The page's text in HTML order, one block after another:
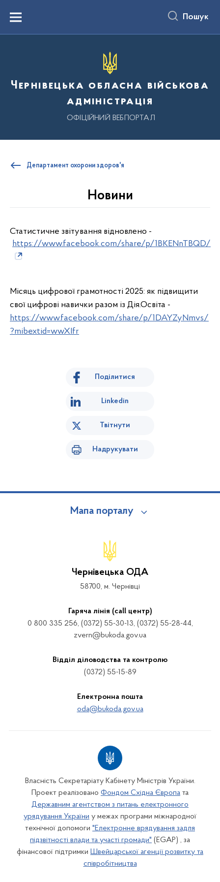
вмістуMenu Пошук
Чернівецька обласна військова
адміністрація
ОФІЦІЙНИЙ ВЕБПОРТАЛ
Департамент охорони здоров'я
Новини
Статистичне звітування відновлено -
https://www.facebook.com/share/p/1BKENnTBQD/
Місяць цифрової грамотності 2025: як підвищити
свої цифрові навички разом із Дія.Освіта -
https://www.facebook.com/share/p/1DAYZyNmvs/
?mibextid=wwXIfr
Поділитися
Linkedin
Твітнути
Надрукувати
Мапа порталу
Чернівецька ОДА
58700, м. Чернівці
Гаряча лінія (call центр)
0 800 335 256, (0372) 55-30-13, (0372) 55-28-44,
zvern@bukoda.gov.ua
Відділ діловодства та контролю
(0372) 55-15-89
Електронна пошта
oda@bukoda.gov.ua
Власність Секретаріату Кабінету Міністрів України.
Проект реалізовано Фондом Східна Європа та
Державним агентством з питань електронного
урядування України у межах програми міжнародної
технічної допомоги "Електронне врядування задля
підзвітності влади та участі громади" (EGAP) , за
фінансової підтримки Швейцарської агенції розвитку та
співробітництва